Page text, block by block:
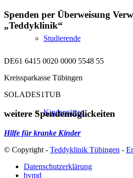
Studierende
Kindergärten
Spenden per Überweisung
„Teddyklinik“
DE61 6415 0020 0000 5548 55
Kreissparkasse Tübingen
SOLADES1TUB
weitere Spendemöglickeiten
Hilfe für kranke Kinder
© Copyright - Teddyklinik Tübingen -
Datenschutzerklärung
bvmd